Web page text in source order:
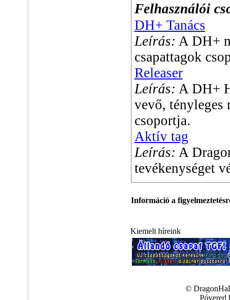
Felhasználói
DH+ Tanács
Leírás: A DH+
csapattagok
Releaser
Leírás: A DH+
vevő, tényleges
csoportja.
Aktív tag
Leírás: A
tevékenységet
Információ a
Kiemelt híreink
©
Póvered